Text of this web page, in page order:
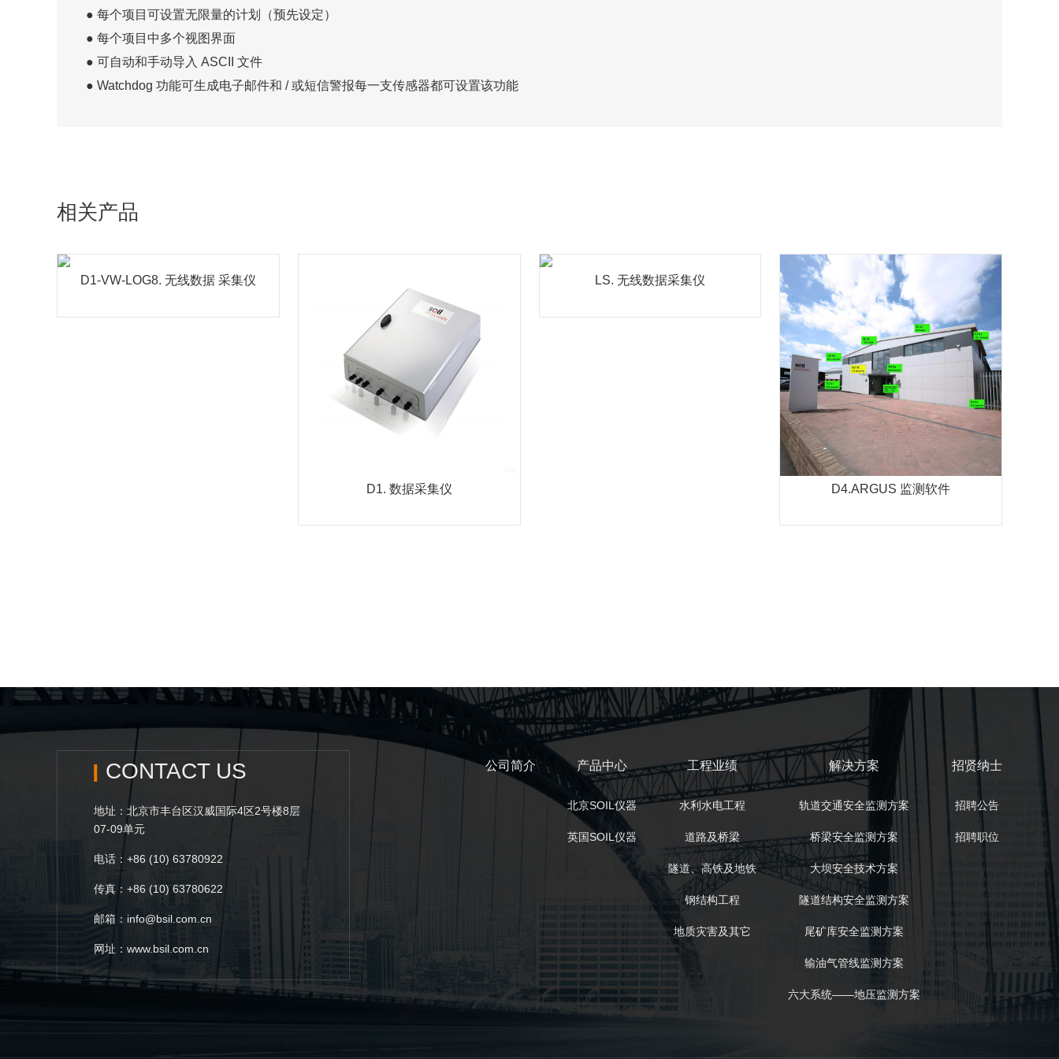
● 每个项目可设置无限量的计划（预先设定）
● 每个项目中多个视图界面
● 可自动和手动导入 ASCII 文件
● Watchdog 功能可生成电子邮件和 / 或短信警报每一支传感器都可设置该功能
相关产品
D1-VW-LOG8. 无线数据 采集仪
D1-VW-LOG8. 无线数据 采集仪
D1-VW-LOG8-GPRS 无线数据采集
单元是英国岩土公司在自动化测量单
D1. 数据采集仪
D1. 数据采集仪
SOIL公司生产的数据采集仪，是基
于 Campbell的采集主板：CR800 和
CR1000，附加拓展模...
LS. 无线数据采集仪
LS 无线智能数据采集系统是英国岩
土公司较新的无线智能数据采集系
D4.ARGUS 监测软件
D4.ARGUS 监测软件
ARGUS 软件是用于快速、方便地处
理大量观测数据的专门软件包，能够
运行处理所有由英国...
MORE
CONTACT US
地址：北京市丰台区汉威国际4区2号楼8层
07-09单元
电话：+86 (10) 63780922
传真：+86 (10) 63780622
邮箱：info@bsil.com.cn
网址：www.bsil.com.cn
公司简介 产品中心
北京SOIL仪器
英国SOIL仪器
工程业绩
水利水电工程
道路及桥梁
隧道、高铁及地铁
钢结构工程
地质灾害及其它
解决方案
轨道交通安全监测方案
桥梁安全监测方案
大坝安全技术方案
隧道结构安全监测方案
尾矿库安全监测方案
输油气管线监测方案
六大系统——地压监测方案
招贤纳士
招聘公告
招聘职位